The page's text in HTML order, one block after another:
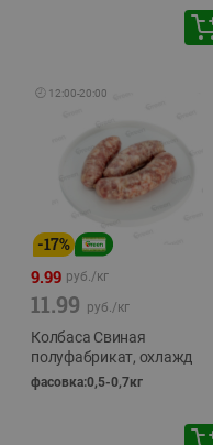
🕘 12:00-20:00
-17%
9.99 руб./кг
11.99 руб./кг
Колбаса Свиная
полуфабрикат, охлажд
фасовка:0,5-0,7кг